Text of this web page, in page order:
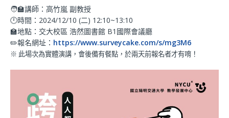
🧑‍🏫講師：高竹嵐 副教授
🕛時間：2024/12/10 (二) 12:10~13:10
🏫地點：交大校區 浩然圖書館 B1國際會議廳
✏️報名網址： https://www.surveycake.com/s/mg3M6
※ 此場次為實體演講，會後備有餐點，於兩天前報名者才有唷！